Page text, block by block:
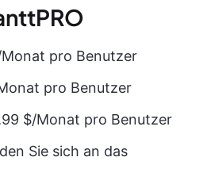
pro Benutzer
pro Benutzer
$/Monat pro Benutzer
Sie sich an das